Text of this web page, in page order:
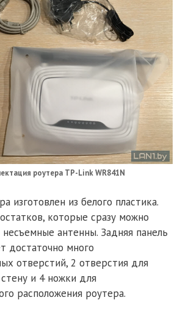
роутера TP-Link WR841N
изготовлен из белого пластика.
которые сразу можно
несъемные антенны. Задняя панель
достаточно много
отверстий, 2 отверстия для
и 4 ножки для
расположения роутера.